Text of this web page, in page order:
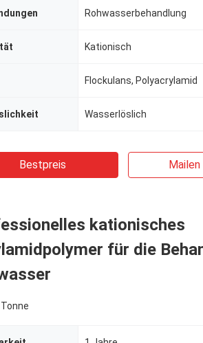
Rohwasserbehandlung
Kationisch
Flockulans, Polyacrylamid
Wasserlöslich
Bestpreis Mailen
kationisches
für die